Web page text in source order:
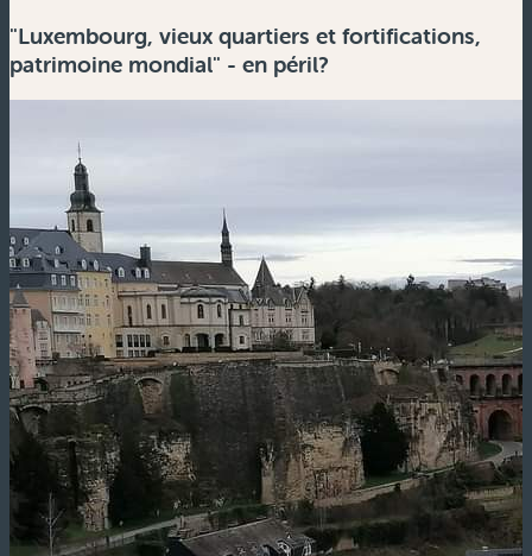
"Luxembourg, vieux quartiers et fortifications,
patrimoine mondial" - en péril?